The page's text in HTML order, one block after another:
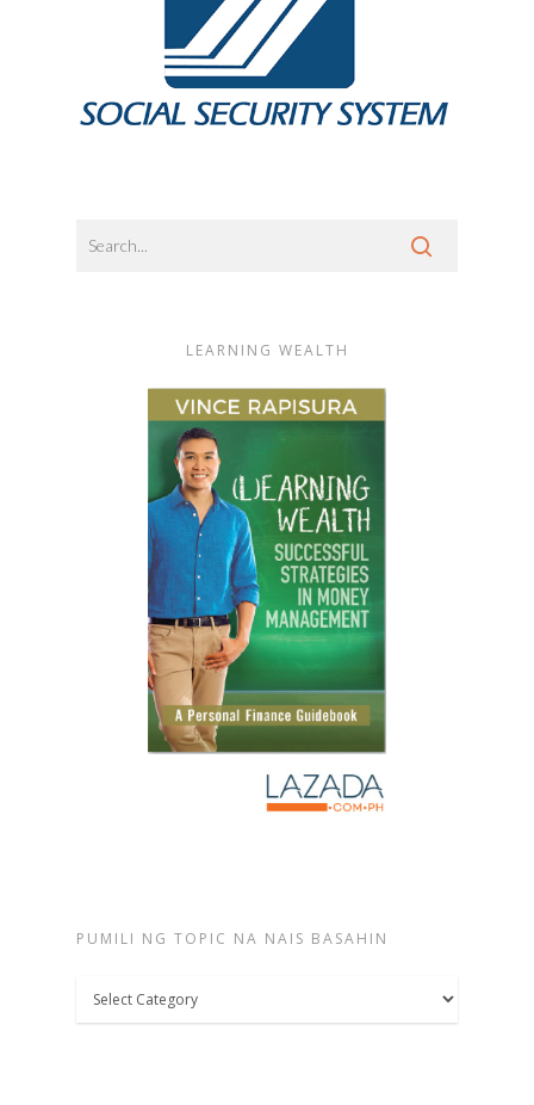
LEARNING WEALTH
PUMILI NG TOPIC NA NAIS BASAHIN
Pumili
ng